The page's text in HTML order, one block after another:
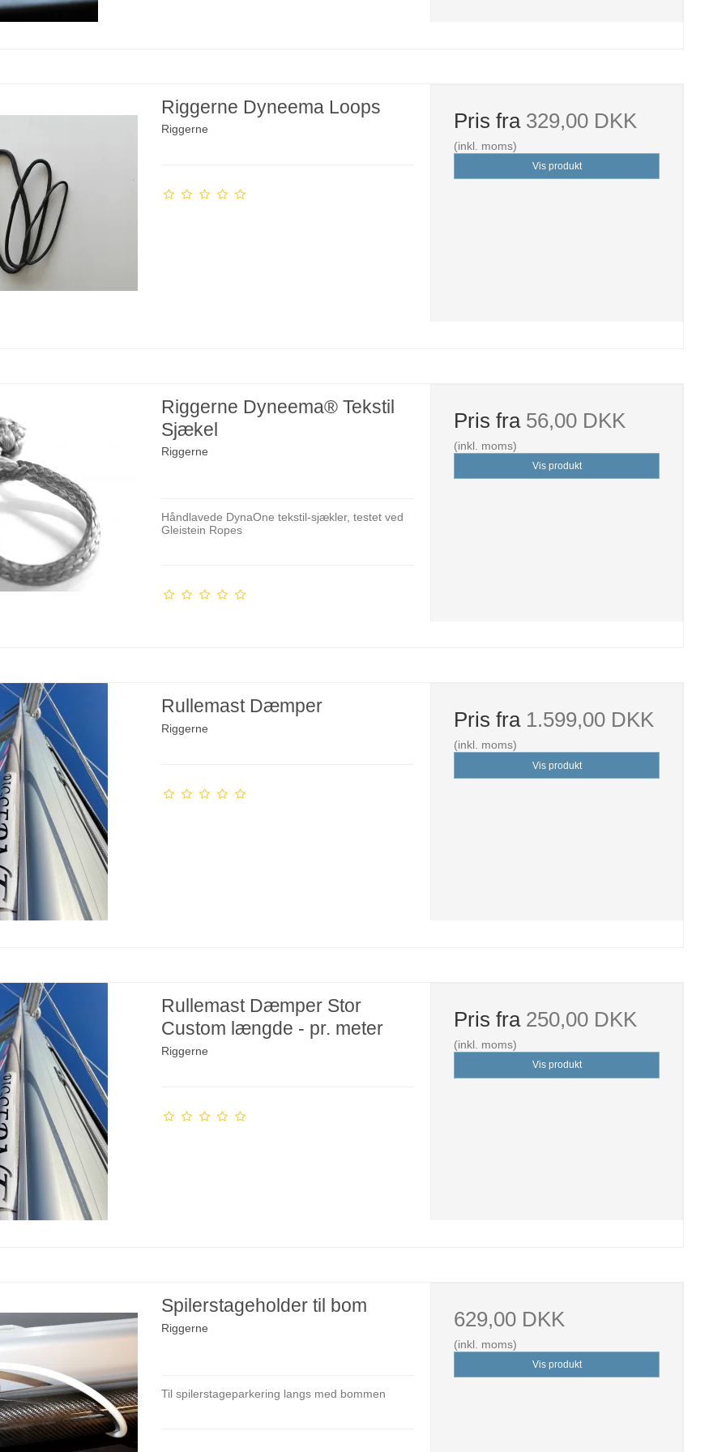
Riggerne Dyneema Loops
Riggerne Pris fra 329,00 DKK
(inkl. moms)
Vis produkt
Riggerne Dyneema® Tekstil
Sjækel
Riggerne
Håndlavede DynaOne tekstil-sjækler, testet ved
Gleistein Ropes
Pris fra 56,00 DKK
(inkl. moms)
Vis produkt
Rullemast Dæmper
Riggerne Pris fra 1.599,00 DKK
(inkl. moms)
Vis produkt
Rullemast Dæmper Stor
Custom længde - pr. meter
Riggerne
Pris fra 250,00 DKK
(inkl. moms)
Vis produkt
Spilerstageholder til bom
Riggerne
Til spilerstageparkering langs med bommen
629,00 DKK
(inkl. moms)
Vis produkt